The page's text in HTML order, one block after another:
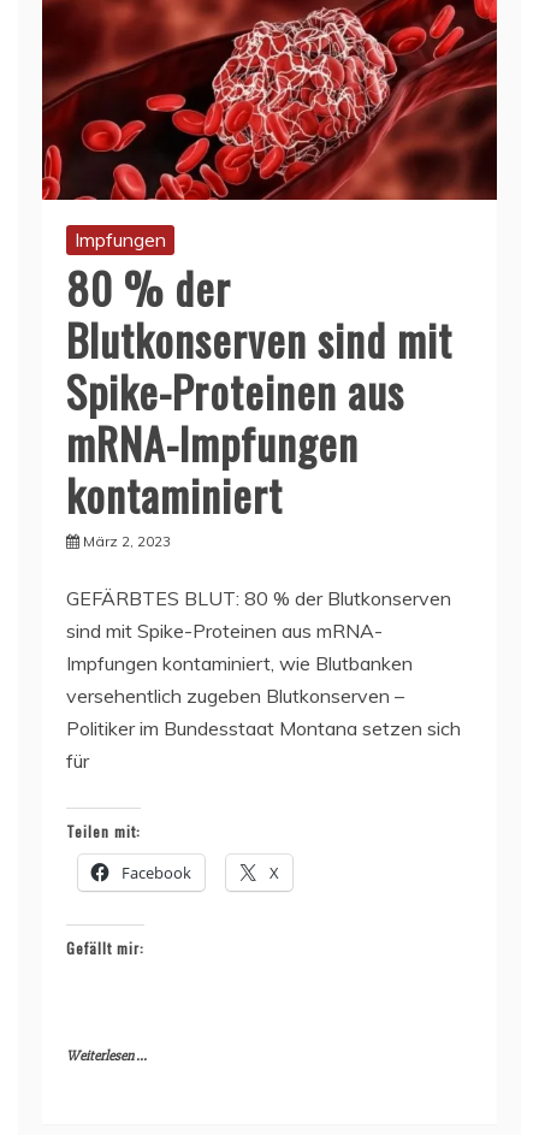
Impfungen
80 % der
Blutkonserven sind mit
Spike-Proteinen aus
mRNA-Impfungen
kontaminiert
März 2, 2023
GEFÄRBTES BLUT: 80 % der Blutkonserven
sind mit Spike-Proteinen aus mRNA-
Impfungen kontaminiert, wie Blutbanken
versehentlich zugeben Blutkonserven –
Politiker im Bundesstaat Montana setzen sich
für
Teilen mit:
Facebook X
Gefällt mir:
Weiterlesen ...